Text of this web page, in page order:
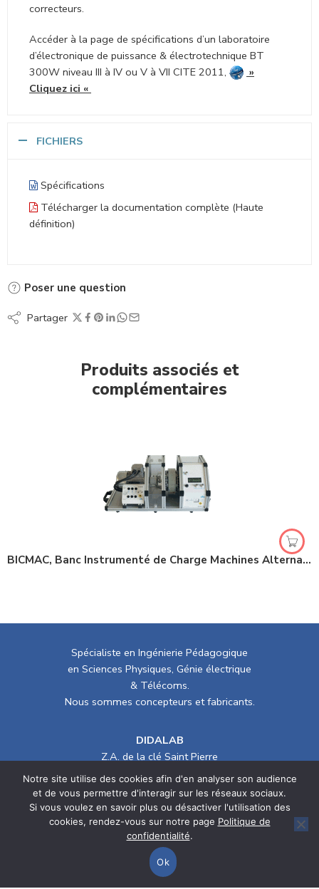
correcteurs.
Accéder à la page de spécifications d’un laboratoire
d’électronique de puissance & électrotechnique BT
300W niveau III à IV ou V à VII CITE 2011,
»
Cliquez ici «
FICHIERS
Spécifications
Télécharger la documentation complète (Haute
définition)
Poser une question
Partager
Produits associés et
complémentaires
BICMAC, Banc Instrumenté de Charge Machines Alternatives & Continues (Ref : EL310000)
Spécialiste en Ingénierie Pédagogique
en Sciences Physiques, Génie électrique
& Télécoms.
Nous sommes concepteurs et fabricants.
DIDALAB
Z.A. de la clé Saint Pierre
5, rue du Groupe Manoukian
78990 ELANCOURT (France)
Tél. :01 30 66 08 88/ Mail :didalab@didalab.fr
> Département Génie électrique
> Département Physique/Optique
Notre site utilise des cookies afin d'en analyser son audience
et de vous permettre d'interagir sur les réseaux sociaux.
Si vous voulez en savoir plus ou désactiver l'utilisation des
cookies, rendez-vous sur notre page Politique de
confidentialité.
Ok